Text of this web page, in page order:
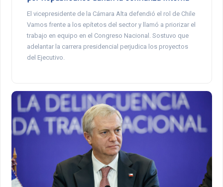
El vicepresidente de la Cámara Alta defendió el rol de Chile
Vamos frente a los epítetos del sector y llamó a priorizar el
trabajo en equipo en el Congreso Nacional. Sostuvo que
adelantar la carrera presidencial perjudica los proyectos
del Ejecutivo.